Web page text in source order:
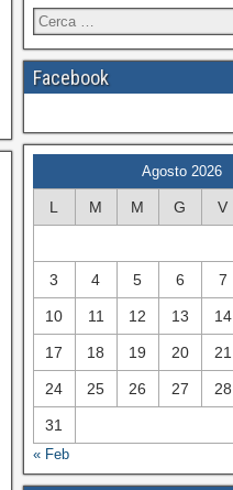
Facebook
Agosto 2026
L M M G V
3 4 5 6 7
10 11 12 13 14
17 18 19 20 21
24 25 26 27 28
31
« Feb